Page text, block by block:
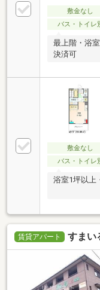
敷金なし
バス・トイレ
最上階・浴
決済可
敷金なし
バス・トイレ
浴室1坪以上
賃貸アパート すまい